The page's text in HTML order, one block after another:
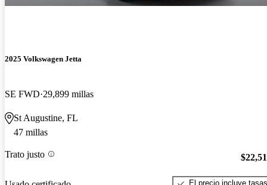
2025 Volkswagen Jetta
SE FWD 29,899 millas
St Augustine, FL
47 millas
Trato justo
El precio incluye tasas